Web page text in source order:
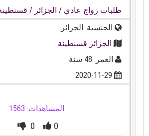
طلبات زواج عادي/ الجزائر / قسنطينة
الجنسية: الجزائر
الجزائر قسنطينة
العمر: 48 سنة
2020-11-29
المشاهدات: 1563
0
0